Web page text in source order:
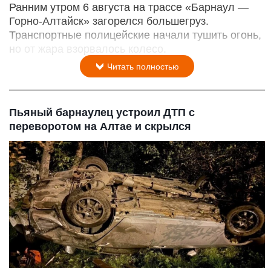
Ранним утром 6 августа на трассе «Барнаул —
Горно-Алтайск» загорелся большегруз.
Транспортные полицейские начали тушить огонь,
но от жара взорвалось колесо.
Читать полностью
Пьяный барнаулец устроил ДТП с
переворотом на Алтае и скрылся